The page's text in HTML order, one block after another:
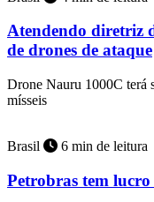
Atendendo diretriz
de drones de ataque
Drone Nauru 1000C terá
mísseis
Brasil 6 min de leitura
Petrobras tem lucro